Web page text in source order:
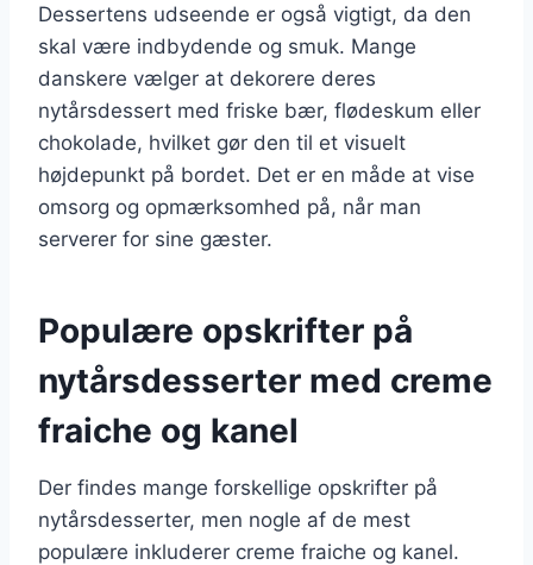
Dessertens udseende er også vigtigt, da den
skal være indbydende og smuk. Mange
danskere vælger at dekorere deres
nytårsdessert med friske bær, flødeskum eller
chokolade, hvilket gør den til et visuelt
højdepunkt på bordet. Det er en måde at vise
omsorg og opmærksomhed på, når man
serverer for sine gæster.
Populære opskrifter på
nytårsdesserter med creme
fraiche og kanel
Der findes mange forskellige opskrifter på
nytårsdesserter, men nogle af de mest
populære inkluderer creme fraiche og kanel.